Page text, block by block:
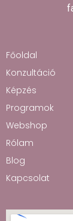
Főoldal
Konzultáció
Képzés
Programok
Webshop
Rólam
Blog
Kapcsolat